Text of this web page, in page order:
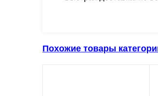
Похожие товары